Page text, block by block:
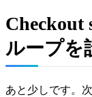
Checkout
ループを
あと少しです。次